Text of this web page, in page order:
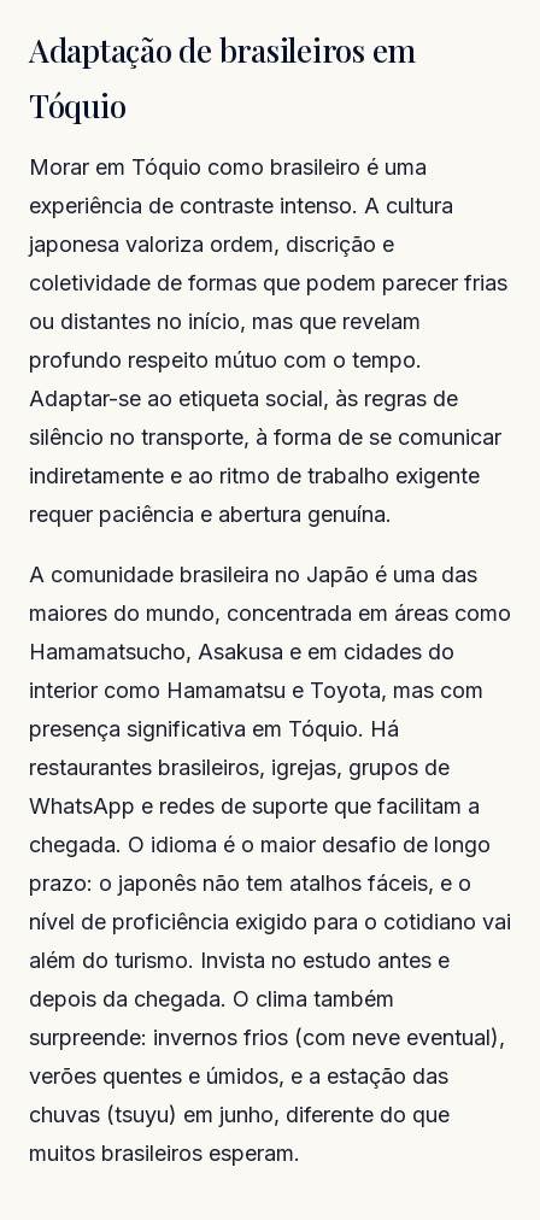
Adaptação de brasileiros em
Tóquio
Morar em Tóquio como brasileiro é uma
experiência de contraste intenso. A cultura
japonesa valoriza ordem, discrição e
coletividade de formas que podem parecer frias
ou distantes no início, mas que revelam
profundo respeito mútuo com o tempo.
Adaptar-se ao etiqueta social, às regras de
silêncio no transporte, à forma de se comunicar
indiretamente e ao ritmo de trabalho exigente
requer paciência e abertura genuína.
A comunidade brasileira no Japão é uma das
maiores do mundo, concentrada em áreas como
Hamamatsucho, Asakusa e em cidades do
interior como Hamamatsu e Toyota, mas com
presença significativa em Tóquio. Há
restaurantes brasileiros, igrejas, grupos de
WhatsApp e redes de suporte que facilitam a
chegada. O idioma é o maior desafio de longo
prazo: o japonês não tem atalhos fáceis, e o
nível de proficiência exigido para o cotidiano vai
além do turismo. Invista no estudo antes e
depois da chegada. O clima também
surpreende: invernos frios (com neve eventual),
verões quentes e úmidos, e a estação das
chuvas (tsuyu) em junho, diferente do que
muitos brasileiros esperam.